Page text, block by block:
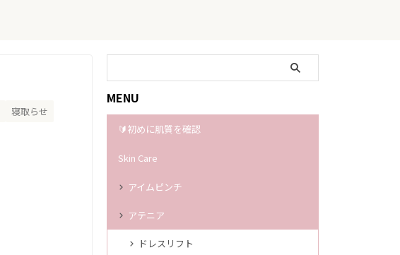
寝取らせ
MENU
🔰初めに肌質を確認
Skin Care
アイムピンチ
アテニア
ドレスリフト